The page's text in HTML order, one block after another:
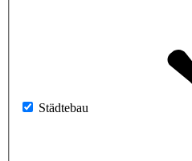
Städtebau